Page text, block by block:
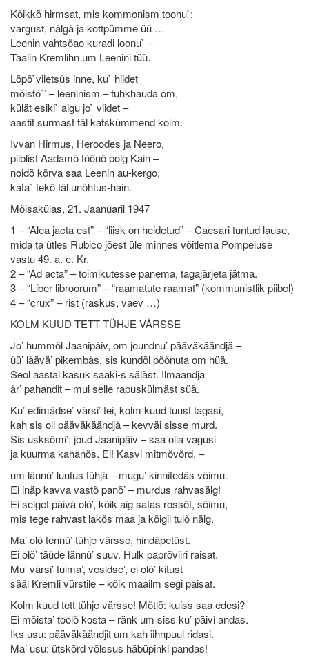
Kõikkõ hirmsat, mis kommonism toonu`:
vargust, nälgä ja kottpümme üü …
Leenin vahtsõao kuradi loonu` –
Taalin Kremlihn um Leenini tüü.
Lõpõ`viletsüs inne, ku` hiidet
mõistõ`’ – leeninism – tuhkhauda om,
külät esiki` aigu jo` viidet –
aastit surmast täl katskümmend kolm.
Ivvan Hirmus, Heroodes ja Neero,
piiblist Aadamõ tõõnõ poig Kain –
noidõ kõrva saa Leenin au-kergo,
kata` tekõ täl unõhtus-hain.
Mõisakülas, 21. Jaanuaril 1947
1 – “Alea jacta est” – “liisk on heidetud” – Caesari tuntud lause,
mida ta ütles Rubico jõest üle minnes võitlema Pompeiuse
vastu 49. a. e. Kr.
2 – “Ad acta” – toimikutesse panema, tagajärjeta jätma.
3 – “Liber libroorum” – “raamatute raamat” (kommunistlik piibel)
4 – “crux” – rist (raskus, vaev …)
KOLM KUUD TETT TÜHJE VÄRSSE
Jo’ hummõl Jaanipäiv, om joundnu’ pääväkäändjä –
üü’ läävä’ pikembäs, sis kundõl põõnuta om hüä.
Seol aastal kasuk saaki-s säläst. Ilmaandja
är’ pahandit – mul selle rapuskülmäst süä.
Ku’ edimädse’ värsi’ tei, kolm kuud tuust tagasi,
kah sis oll pääväkäändjä – kevväi sisse murd.
Sis usksõmi’: joud Jaanipäiv – saa olla vagusi
ja kuurma kahanõs. Ei! Kasvi mitmõvõrd. –
um lännü’ luutus tühjä – mugu’ kinnitedäs võimu.
Ei inäp kavva vastõ panõ’ – murdus rahvasälg!
Ei selget päivä olõ’, kõik aig satas rossõt, sõimu,
mis tege rahvast lakõs maa ja kõigil tulõ nälg.
Ma’ olõ tennü’ tühje värsse, hindäpetüst.
Ei olõ’ täüde lännü’ suuv. Hulk paprõviiri raisat.
Mu’ värsi’ tuima’, vesidse’, ei olõ’ kitust
sääl Kremli vürstile – kõik maailm segi paisat.
Kolm kuud tett tühje värsse! Mõtlõ: kuiss saa edesi?
Ei mõista’ toolõ kosta – ränk um siss ku’ päivi andas.
Iks usu: pääväkäändjit um kah iihnpuul ridasi.
Ma’ usu: ütskõrd võlssus häbüpinki pandas!